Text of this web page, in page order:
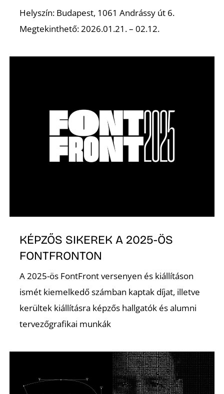
Helyszín: Budapest, 1061 Andrássy út 6.
Megtekinthető: 2026.01.21. – 02.12.
KÉPZŐS SIKEREK A 2025-ÖS
FONTFRONTON
A 2025-ös FontFront versenyen és kiállításon
ismét kiemelkedő számban kaptak díjat, illetve
kerültek kiállításra képzős hallgatók és alumni
tervezőgrafikai munkák